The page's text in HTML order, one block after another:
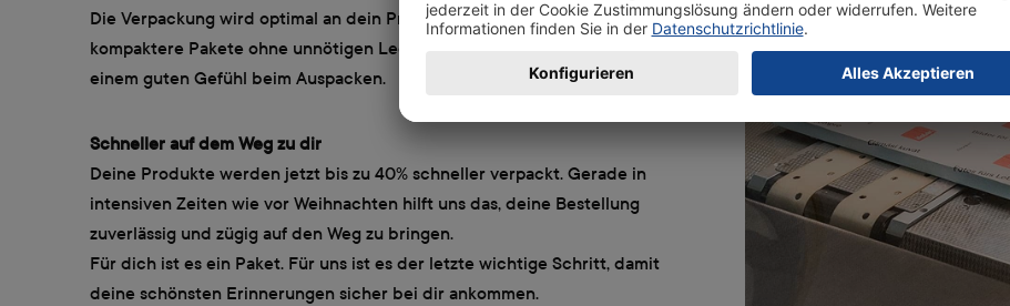
Die Verpackung wird optimal an dein Produkt angepasst. Du erhältst
kompaktere Pakete ohne unnötigen Leerraum, mit weniger Material und
einem guten Gefühl beim Auspacken.
Schneller auf dem Weg zu dir
Deine Produkte werden jetzt bis zu 40% schneller verpackt. Gerade in
intensiven Zeiten wie vor Weihnachten hilft uns das, deine Bestellung
zuverlässig und zügig auf den Weg zu bringen.
Für dich ist es ein Paket. Für uns ist es der letzte wichtige Schritt, damit
deine schönsten Erinnerungen sicher bei dir ankommen.